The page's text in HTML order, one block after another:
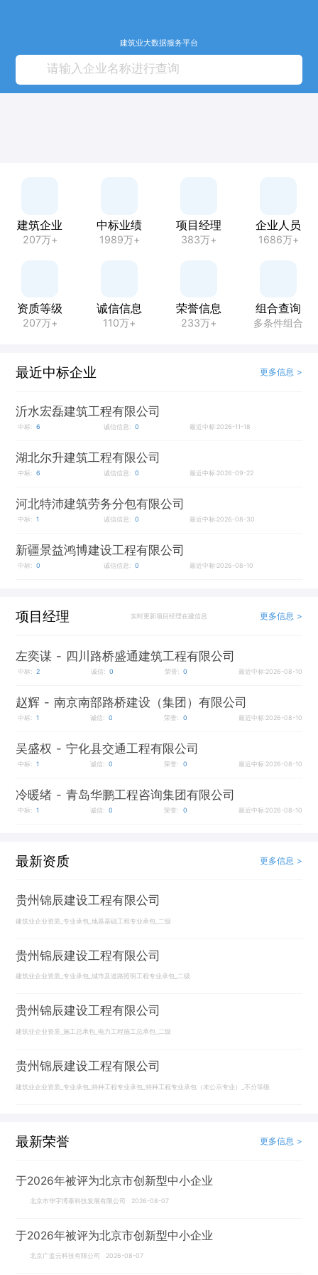
建筑业大数据服务平台
建筑企业
207万+
中标业绩
1989万+
项目经理
383万+
企业人员
1686万+
资质等级
207万+
诚信信息
110万+
荣誉信息
233万+
组合查询
多条件组合
最近中标企业 更多信息 >
沂水宏磊建筑工程有限公司
中标: 6 诚信信息: 0 最近中标:2026-11-18
湖北尔升建筑工程有限公司
中标: 6 诚信信息: 0 最近中标:2026-09-22
河北特沛建筑劳务分包有限公司
中标: 1 诚信信息: 0 最近中标:2026-08-30
新疆景益鸿博建设工程有限公司
中标: 0 诚信信息: 0 最近中标:2026-08-10
项目经理 实时更新项目经理在建信息 更多信息 >
左奕谋 - 四川路桥盛通建筑工程有限公司
中标: 2 诚信: 0 荣誉: 0 最近中标:2026-08-10
赵辉 - 南京南部路桥建设（集团）有限公司
中标: 1 诚信: 0 荣誉: 0 最近中标:2026-08-10
吴盛权 - 宁化县交通工程有限公司
中标: 1 诚信: 0 荣誉: 0 最近中标:2026-08-10
冷暖绪 - 青岛华鹏工程咨询集团有限公司
中标: 1 诚信: 0 荣誉: 0 最近中标:2026-08-10
最新资质 更多信息 >
贵州锦辰建设工程有限公司
建筑业企业资质_专业承包_地基基础工程专业承包_二级
贵州锦辰建设工程有限公司
建筑业企业资质_专业承包_城市及道路照明工程专业承包_二级
贵州锦辰建设工程有限公司
建筑业企业资质_施工总承包_电力工程施工总承包_二级
贵州锦辰建设工程有限公司
建筑业企业资质_专业承包_特种工程专业承包_特种工程专业承包（未公示专业）_不分等级
最新荣誉 更多信息 >
于2026年被评为北京市创新型中小企业
北京市华宇博泰科技发展有限公司 2026-08-07
于2026年被评为北京市创新型中小企业
北京广监云科技有限公司 2026-08-07